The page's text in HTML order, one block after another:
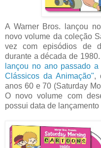
A Warner Bros. lançou
novo volume da coleção
vez com episódios de
durante a década de
lançou no ano passado
Clássicos da Animação",
anos 60 e 70 (Saturday
O novo volume com
possui data de lançamento